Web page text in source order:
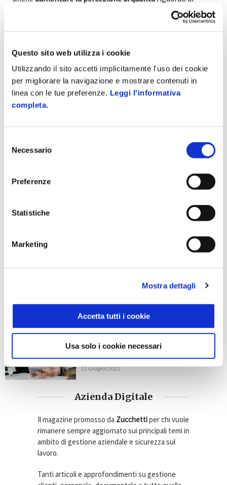
Questo sito web utilizza i cookie
Utilizzando il sito accetti implicitamente l'uso dei cookie
per migliorare la navigazione e mostrare contenuti in
linea con le tue preferenze. Leggi l'informativa
completa.
delNecessario
Preferenze
Statistiche
Marketing
Mostra dettagli
Accetta tutti i cookie
Usa solo i cookie necessari
propri servizi, nonché ottimizzare i tempi e i costi di
Gestire la sicurezza
L’intelligenza
del risparmio
energetico
palestre: ormai irrinunciabile
vantaggiosi per il personale
15 Giugno 2021
GESTIONE CLIENTI
al ristorante: perché conviene
utilizzarla per la propria attività
11 Giugno 2021
Azienda Digitale
Il magazine promosso da Zucchettiper chi vuole
rimanere sempre aggiornato sui principali temi in
ambito di gestione aziendale e sicurezza sul
lavoro.
Tanti articoli e approfondimenti su gestione